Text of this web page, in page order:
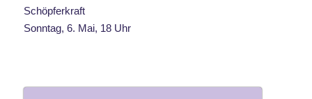
Schöpferkraft
Sonntag, 6. Mai, 18 Uhr